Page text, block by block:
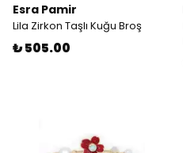
Esra Pamir
Lila Zirkon Taşlı Kuğu Broş
₺ 505.00